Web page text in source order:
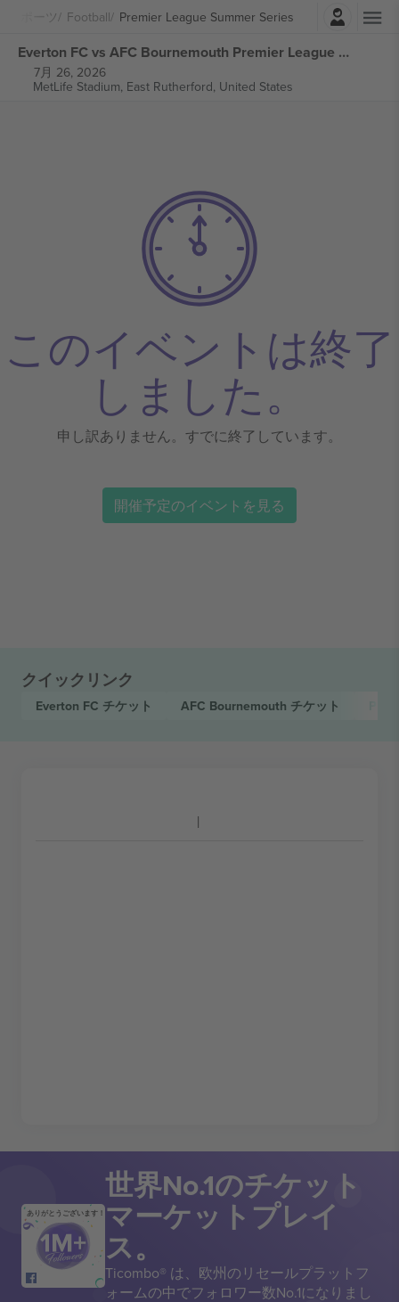
スポーツ Football Premier League Summer Series
ログイン
Everton FC vs AFC Bournemouth Premier League Summer Series チケット
7月 26, 2026
MetLife Stadium, East Rutherford, United States
このイベントは終了
しました。
申し訳ありません。すでに終了しています。
開催予定のイベントを見る
クイックリンク
Everton FC チケット AFC Bournemouth チケット
ありがとうございます！
世界No.1のチケット
マーケットプレイ
ス。
Ticombo® は、欧州のリセールプラットフ
ォームの中でフォロワー数No.1になりまし